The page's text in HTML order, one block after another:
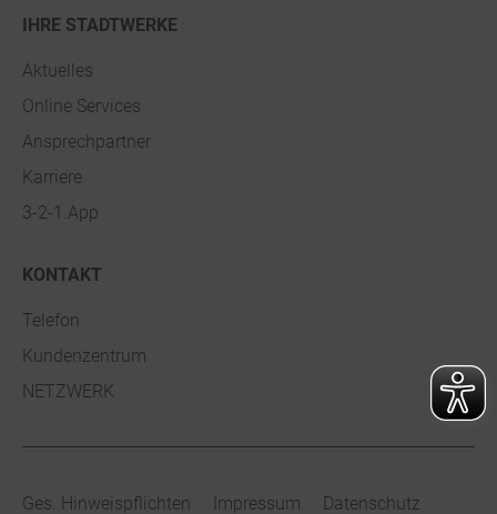
IHRE STADTWERKE
Aktuelles
Online Services
Ansprechpartner
Karriere
3-2-1.App
KONTAKT
Telefon
Kundenzentrum
NETZWERK
Ges. Hinweispflichten Impressum Datenschutz